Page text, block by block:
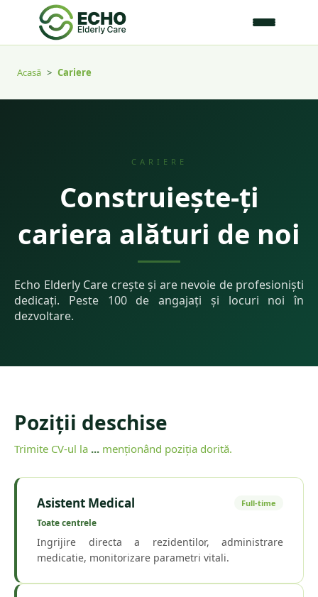
Acasă > Cariere
CARIERE
Construiește-ți
cariera alături de noi
Echo Elderly Care crește și are nevoie de profesioniști
dedicați. Peste 100 de angajați și locuri noi în
dezvoltare.
Poziții deschise
Trimite CV-ul la ... menționând poziția dorită.
Asistent Medical Full-time
Toate centrele
Ingrijire directa a rezidentilor, administrare
medicatie, monitorizare parametri vitali.